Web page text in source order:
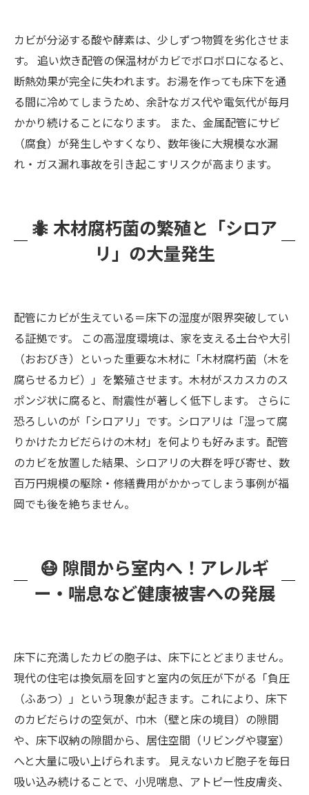
カビが分泌する酸や酵素は、少しずつ物質を劣化させま
す。 追い炊き配管の保温材がカビでボロボロになると、
断熱効果が完全に失われます。お湯を作っても床下を通
る間に冷めてしまうため、余計なガス代や電気代が毎月
かかり続けることになります。 また、金属配管にサビ
（腐食）が発生しやすくなり、数年後に大規模な水漏
れ・ガス漏れ事故を引き起こすリスクが高まります。
🐜 木材腐朽菌の繁殖と「シロア
リ」の大量発生
配管にカビが生えている＝床下の湿度が限界突破してい
る証拠です。 この高湿度環境は、家を支える土台や大引
（おおびき）といった重要な木材に「木材腐朽菌（木を
腐らせるカビ）」を繁殖させます。木材がスカスカのス
ポンジ状に腐ると、耐震性が著しく低下します。 さらに
恐ろしいのが「シロアリ」です。シロアリは「湿って腐
りかけたカビだらけの木材」を何よりも好みます。配管
のカビを放置した結果、シロアリの大群を呼び寄せ、数
百万円規模の駆除・修繕費用がかかってしまう事例が福
岡でも後を絶ちません。
😷 隙間から室内へ！アレルギ
ー・喘息など健康被害への発展
床下に充満したカビの胞子は、床下にとどまりません。
現代の住宅は換気扇を回すと室内の気圧が下がる「負圧
（ふあつ）」という現象が起きます。これにより、床下
のカビだらけの空気が、巾木（壁と床の境目）の隙間
や、床下収納の隙間から、居住空間（リビングや寝室）
へと大量に吸い上げられます。 見えないカビ胞子を毎日
吸い込み続けることで、小児喘息、アトピー性皮膚炎、